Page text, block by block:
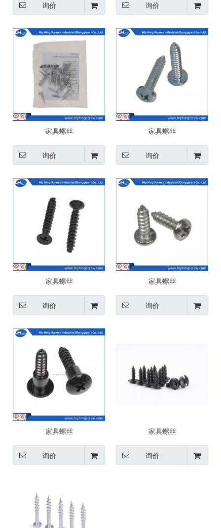
询价 询价
家具螺丝
询价
家具螺丝
询价
家具螺丝
询价
家具螺丝
询价
家具螺丝
询价
家具螺丝
询价